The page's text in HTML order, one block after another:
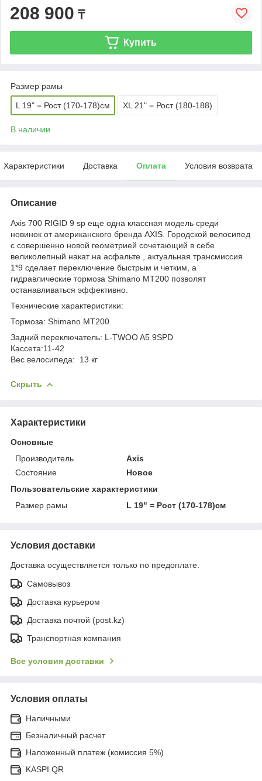
208 900 ₸
Купить
Размер рамы
L 19" = Рост (170-178)см XL 21" = Рост (180-188)
В наличии
Характеристики Доставка Оплата Условия возврата
Описание
Axis 700 RIGID 9 sp еще одна классная модель среди
новинок от американского бренда AXIS. Городской велосипед
с совершенно новой геометрией сочетающий в себе
великолепный накат на асфальте , актуальная трансмиссия
1*9 сделает переключение быстрым и четким, а
гидравлические тормоза Shimano MT200 позволят
останавливаться эффективно.
Технические характеристики:
Тормоза: Shimano MT200
Задний переключатель: L-TWOO A5 9SPD
Кассета:11-42
Вес велосипеда: 13 кг
Скрыть
Характеристики
Основные
Производитель
Axis
Состояние
Новое
Пользовательские характеристики
Размер рамы
L 19" = Рост (170-178)см
Условия доставки
Доставка осуществляется только по предоплате.
Самовывоз
Доставка курьером
Доставка почтой (post.kz)
Транспортная компания
Все условия доставки
Условия оплаты
Наличными
Безналичный расчет
Наложенный платеж (комиссия 5%)
KASPI QR